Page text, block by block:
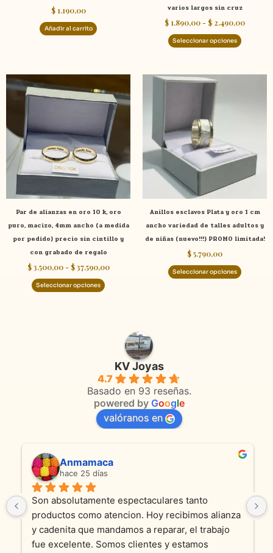
$1.190,00
Añadir al carrito
varios largos sin cruz
$ 1.890,00- $ 2.490,00
Seleccionar opciones
la
página
de
Par de alianzas en oro 10 k, oro
puro, macizo, 4mm ancho (a medida
por pedido) precio sin cintillo y
con grabado de regalo
$3.500,00 - $37.590,00
de
precios:
desde
$ 3.500,00
hasta
$ 37.590,00
Seleccionar opciones
producto
tiene
múltiples
variantes.
Las
opciones
se
pueden
elegir
en
la
página
de
producto
Anillos esclavos Plata y oro 1 cm
ancho variedad de talles adultos y
de niñas (nuevo!!!) PROMO limitada!
$5.790,00
Seleccionar opciones
se
elegir
en
la
página
KV Joyas
4.7
Basado en 93 reseñas.
powered by Google
valóranos en
Anmamaca
hace 25 días
Son absolutamente espectaculares tanto
productos como atencion. Hoy recibimos alianza
y cadenita que mandamos a reparar, el trabajo
fue excelente. Somos clientes y estamos